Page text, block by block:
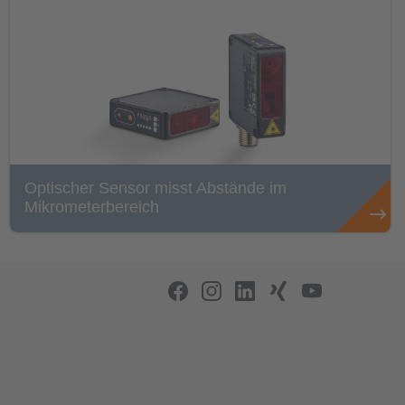
Optischer Sensor misst Abstände im
Mikrometerbereich